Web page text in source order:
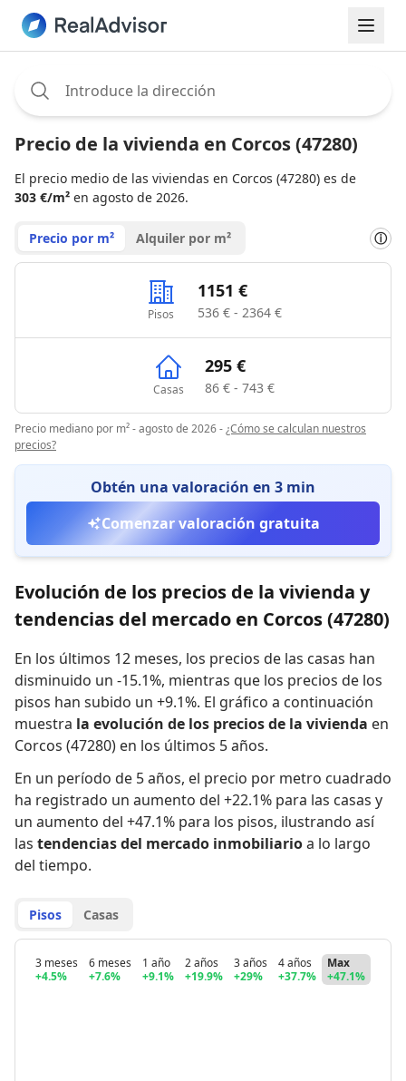
Precio de la vivienda en Corcos (47280)
El precio medio de las viviendas en Corcos (47280) es de
303 €/m² en agosto de 2026.
Precio por m² Alquiler por m² ⓘ
Pisos
1151 €
536 € - 2364 €
Casas
295 €
86 € - 743 €
Precio mediano por m² - agosto de 2026-¿Cómo se calculan nuestros
precios?
Obtén una valoración en 3 min
Comenzar valoración gratuita
Evolución de los precios de la vivienda y
tendencias del mercado en Corcos (47280)
En los últimos 12 meses, los precios de las casas han
disminuido un -15.1%, mientras que los precios de los
pisos han subido un +9.1%. El gráfico a continuación
muestra la evolución de los precios de la vivienda en
Corcos (47280) en los últimos 5 años.
En un período de 5 años, el precio por metro cuadrado
ha registrado un aumento del +22.1% para las casas y
un aumento del +47.1% para los pisos, ilustrando así
las tendencias del mercado inmobiliarioa lo largo
del tiempo.
Pisos Casas
3 meses
+4.5%
6 meses
+7.6%
1 año
+9.1%
2 años
+19.9%
3 años
+29%
4 años
+37.7%
Max
+47.1%